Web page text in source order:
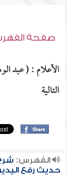
صفحة
الأعلام : ( عبد
التالية
الفهرس:
حديث رفع